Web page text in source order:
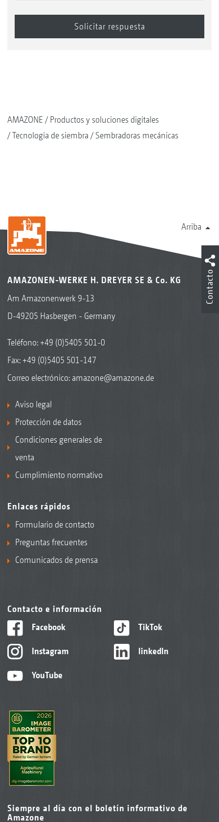
AMAZONE
Productos y soluciones digitales
Tecnología de siembra
Sembradoras mecánicas
Arriba
AMAZONEN-WERKE H. DREYER SE & Co. KG
Am Amazonenwerk 9-13
D-49205 Hasbergen - Germany
Teléfono:+49 (0)5405 501-0
Fax: +49 (0)5405 501-147
Correo electrónico: amazone@amazone.de
Aviso legal
Protección de datos
Condiciones generales de
venta
Cumplimiento normativo
Enlaces rápidos
Formulario de contacto
Preguntas frecuentes
Comunicados de prensa
Contacto e información
Facebook
Instagram
YouTube
TikTok
linkedIn
Siempre al día con el boletín informativo de
Amazone
Contacto